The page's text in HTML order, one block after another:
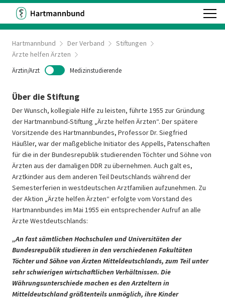
Hartmannbund Der Verband
Stiftungen
Ärzte helfen Ärzten
Ärztin/Arzt Medizinstudierende
Über die Stiftung
Der Wunsch, kollegiale Hilfe zu leisten, führte 1955 zur Gründung
der Hartmannbund-Stiftung „Ärzte helfen Ärzten“. Der spätere
Vorsitzende des Hartmannbundes, Professor Dr. Siegfried
Häußler, war der maßgebliche Initiator des Appells, Patenschaften
für die in der Bundesrepublik studierenden Töchter und Söhne von
Ärzten aus der damaligen DDR zu übernehmen. Auch galt es,
Arztkinder aus dem anderen Teil Deutschlands während der
Semesterferien in westdeutschen Arztfamilien aufzunehmen. Zu
der Aktion „Ärzte helfen Ärzten“ erfolgte vom Vorstand des
Hartmannbundes im Mai 1955 ein entsprechender Aufruf an alle
Ärzte Westdeutschlands:
„An fast sämtlichen Hochschulen und Universitäten der
Bundesrepublik studieren in den verschiedenen Fakultäten
Töchter und Söhne von Ärzten Mitteldeutschlands, zum Teil unter
sehr schwierigen wirtschaftlichen Verhältnissen. Die
Währungsunterschiede machen es den Arzteltern in
Mitteldeutschland größtenteils unmöglich, ihre Kinder